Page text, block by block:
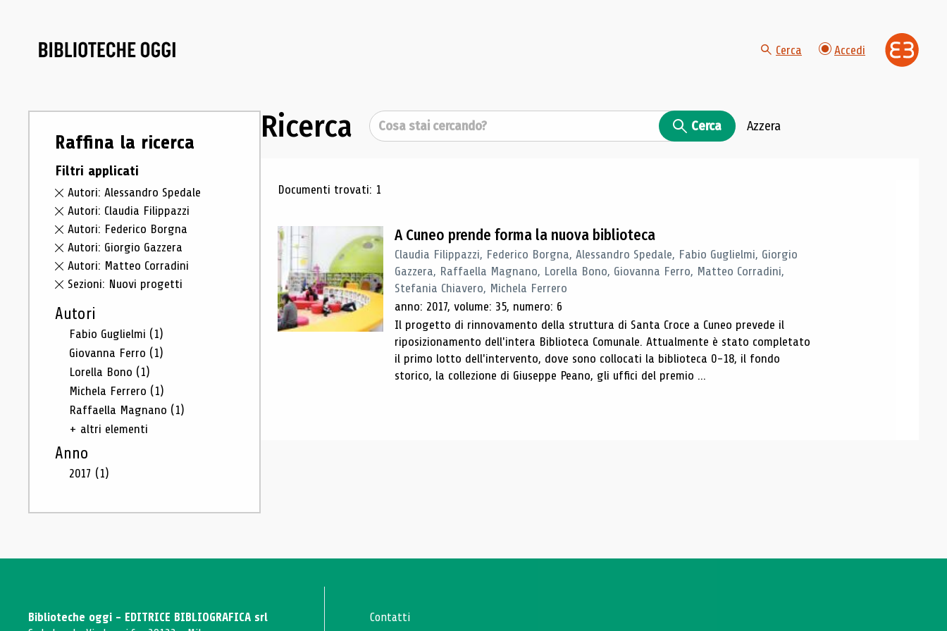
Cerca Accedi
Raffina la ricerca
Filtri applicati
Autori: Alessandro Spedale
Autori: Claudia Filippazzi
Autori: Federico Borgna
Autori: Giorgio Gazzera
Autori: Matteo Corradini
Sezioni: Nuovi progetti
Autori
Fabio Guglielmi (1)
Giovanna Ferro (1)
Lorella Bono (1)
Michela Ferrero (1)
Raffaella Magnano (1)
+ altri elementi
Anno
2017 (1)
Ricerca Cerca Cerca Azzera
Risultati di ricerca
Documenti trovati: 1
A Cuneo prende forma la nuova biblioteca
Claudia Filippazzi, Federico Borgna, Alessandro Spedale, Fabio Guglielmi, Giorgio
Gazzera, Raffaella Magnano, Lorella Bono, Giovanna Ferro, Matteo Corradini,
Stefania Chiavero, Michela Ferrero
anno: 2017, volume: 35, numero: 6
Il progetto di rinnovamento della struttura di Santa Croce a Cuneo prevede il
riposizionamento dell'intera Biblioteca Comunale. Attualmente è stato completato
il primo lotto dell'intervento, dove sono collocati la biblioteca 0-18, il fondo
storico, la collezione di Giuseppe Peano, gli uffici del premio ...
Biblioteche oggi - EDITRICE BIBLIOGRAFICA srl
Contatti